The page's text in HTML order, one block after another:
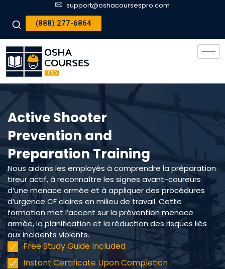
support@oshacoursespro.com
(888) 277-6864
Active Shooter
Prevention and
Preparation Training
Nous aidons les employés à comprendre la préparation
tireur actif, à reconnaître les signes avant-coureurs
d’une menace armée et à appliquer des procédures
d’urgence CF claires en milieu de travail. Cette
formation met l’accent sur la prévention menace
armée, la planification et la réduction des risques liés
aux incidents violents.
Free Study Guide Included
Instant Certificate Upon Completion